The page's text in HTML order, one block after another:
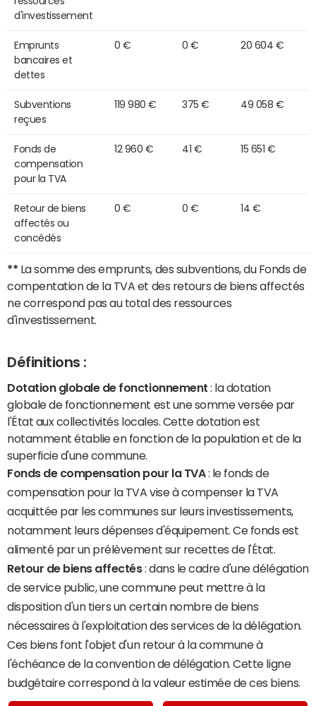
d'investissement
Emprunts
bancaires et
dettes
0 € 0 € 20 604 €
Subventions
reçues
119 980 € 375 € 49 058 €
Fonds de
compensation
pour la TVA
12 960 € 41 € 15 651 €
Retour de biens
affectés ou
concédés
0 € 0 € 14 €
** La somme des emprunts, des subventions, du Fonds de
compentation de la TVA et des retours de biens affectés
ne correspond pas au total des ressources
d'investissement.
Définitions :
Dotation globale de fonctionnement : la dotation
globale de fonctionnement est une somme versée par
l'État aux collectivités locales. Cette dotation est
notamment établie en fonction de la population et de la
superficie d'une commune.
Fonds de compensation pour la TVA: le fonds de
compensation pour la TVA vise à compenser la TVA
acquittée par les communes sur leurs investissements,
notamment leurs dépenses d'équipement. Ce fonds est
alimenté par un prélèvement sur recettes de l'État.
Retour de biens affectés: dans le cadre d'une délégation
de service public, une commune peut mettre à la
disposition d'un tiers un certain nombre de biens
nécessaires à l'exploitation des services de la délégation.
Ces biens font l'objet d'un retour à la commune à
l'échéance de la convention de délégation. Cette ligne
budgétaire correspond à la valeur estimée de ces biens.